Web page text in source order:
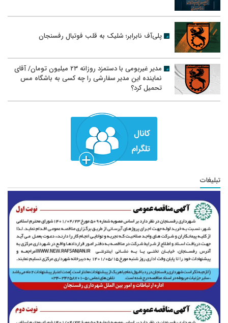
پلی‌آف نابرابر؛ شلیک به قلب فوتبال رفسنجان
مدیر غیربومی با دستمزد روزانه ۲۳ میلیون تومان/ آقای
نماینده این مدیر سفارشی را چه کسی به باشگاه مس
تحمیل کرد؟
تبلیغات